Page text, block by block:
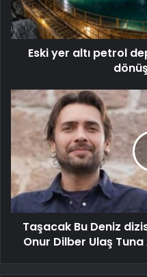
Eski yer altı petrol
Taşacak Bu Deniz
Onur Dilber Ulaş